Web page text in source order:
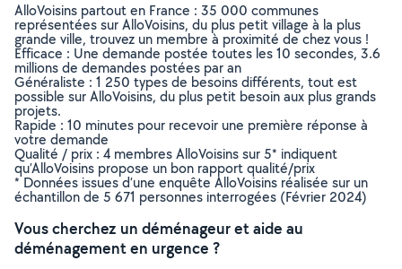
AlloVoisins partout en France : 35 000 communes
représentées sur AlloVoisins, du plus petit village à la plus
grande ville, trouvez un membre à proximité de chez vous !
Efficace : Une demande postée toutes les 10 secondes, 3.6
millions de demandes postées par an
Généraliste : 1 250 types de besoins différents, tout est
possible sur AlloVoisins, du plus petit besoin aux plus grands
projets.
Rapide : 10 minutes pour recevoir une première réponse à
votre demande
Qualité / prix : 4 membres AlloVoisins sur 5* indiquent
qu’AlloVoisins propose un bon rapport qualité/prix
* Données issues d’une enquête AlloVoisins réalisée sur un
échantillon de 5 671 personnes interrogées (Février 2024)
Vous cherchez un déménageur et aide au
déménagement en urgence ?